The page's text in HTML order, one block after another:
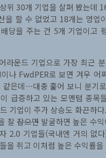
위 30개 기업을 살펴 봤는데
을 할 수 없었고 18개는 영업
당을 주는 건 5개 기업이고
라운드 기업으로 가장 최근
나 FwdPER로 보면 겨우 어
같은데…대충 훑어 보니 분기
급증하고 있는 모멘텀 종목
기업이 주가 상승도 화끈하
잘 잡으면발굴하면 높은 수익
2.0 기업들(국내엔 거의 없
을 쥐고 이처럼 높은 수익률을